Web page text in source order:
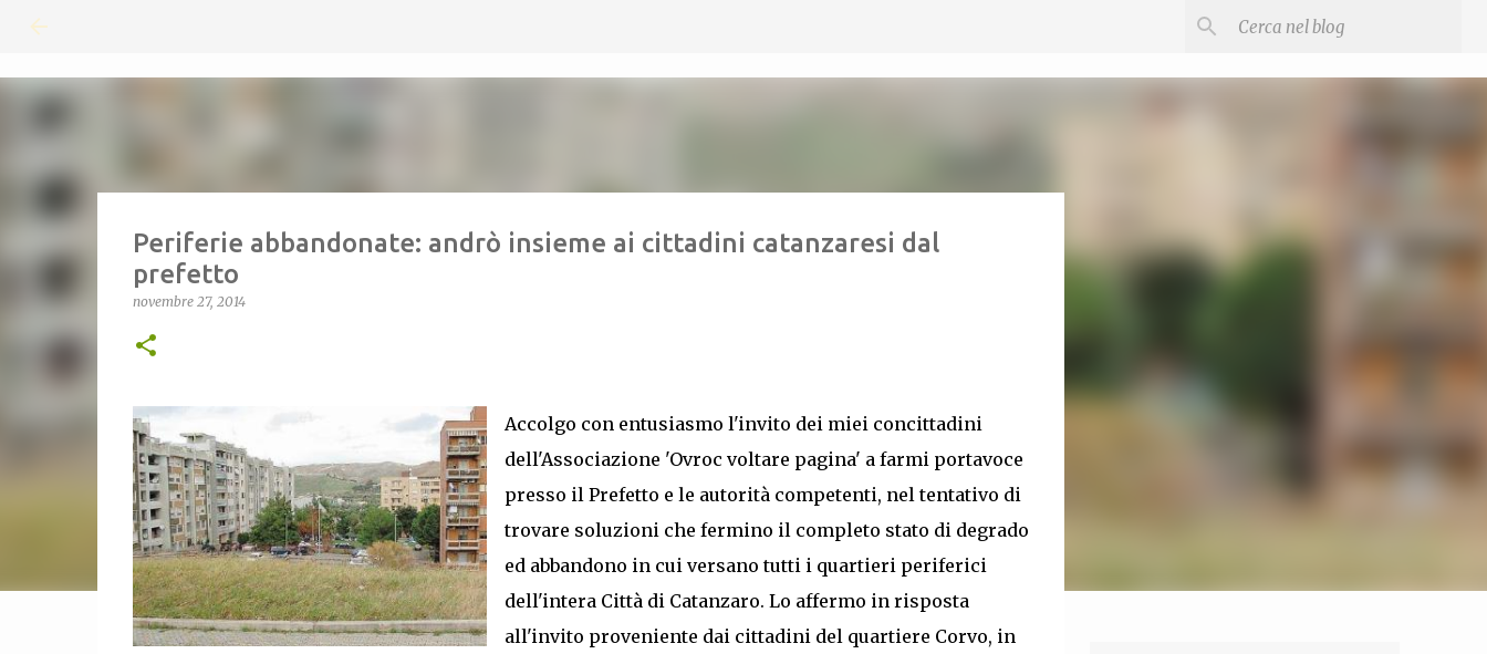
Periferie abbandonate: andrò insieme ai cittadini catanzaresi dal
prefetto
novembre 27, 2014
Accolgo con entusiasmo l'invito dei miei concittadini
dell'Associazione 'Ovroc voltare pagina' a farmi portavoce
presso il Prefetto e le autorità competenti, nel tentativo di
trovare soluzioni che fermino il completo stato di degrado
ed abbandono in cui versano tutti i quartieri periferici
dell'intera Città di Catanzaro. Lo affermo in risposta
all'invito proveniente dai cittadini del quartiere Corvo, in